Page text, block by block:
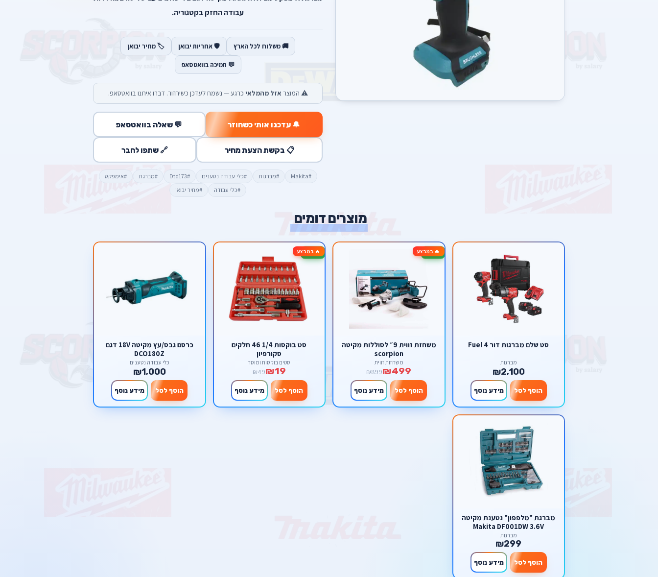
עבודה החזק בקטגוריה.
🚚 משלוח לכל הארץ 🛡️ אחריות יבואן 🏷️ מחיר יבואן
💬 תמיכה בוואטסאפ
⚠️ המוצר אזל מהמלאי כרגע — נשמח לעדכן כשיחזור. דברו איתנו בוואטסאפ.
🔔 עדכנו אותי כשחוזר 💬 שאלה בוואטסאפ
📋 בקשת הצעת מחיר 🔗 שתפו לחבר
#Makita #מברגות #כלי עבודה נטענים #Dtd173 #מברגת
#אימפקט
#כלי עבודה
#מחיר יבואן
מוצרים דומים
סט שלם מברגות דור 4 Fuel
מברגות
₪2,100
הוסף לסל מידע נוסף
🔥 במבצע-44%
משחזת זווית 9״ לסוללות מקיטה
scorpion
משחזות זווית
₪499
₪899
הוסף לסל מידע נוסף
🔥 במבצע-61%
סט בוקסות 1/4 46 חלקים
סקורפיון
סטים בוקסות ומוסך
₪19
₪49
הוסף לסל מידע נוסף
כרסם גבס/עץ מקיטה 18V דגם
DCO180Z
כלי עבודה נטענים
₪1,000
הוסף לסל מידע נוסף
מברגת "מלפפון" נטענת מקיטה
Makita DF001DW 3.6V
מברגות
₪299
הוסף לסל מידע נוסף